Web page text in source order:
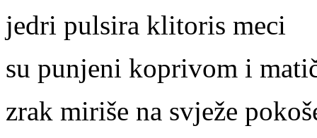
jedri pulsira klitoris meci
su punjeni koprivom i
zrak miriše na svježe